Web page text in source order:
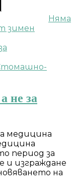
Няма
зимен
не за
медицина
период за
и изграждане
на